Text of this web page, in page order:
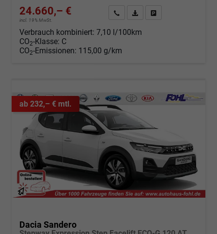
24.660,– €
incl. 19% MwSt.
Angebot anfordern
Fahrzeugexpose (PDF)
Verbrauch kombiniert: 7,10 l/100km
CO2-Klasse: C
CO2-Emissionen: 115,00 g/km
ab 232,– € mtl.
Dacia Sandero